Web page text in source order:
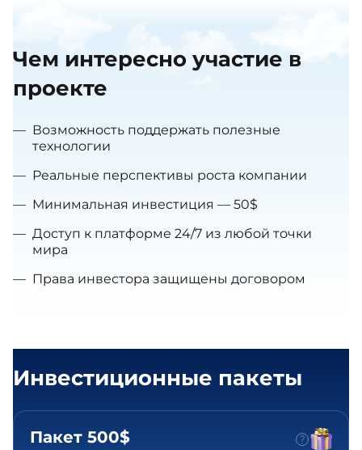
Чем интересно участие в
проекте
— Возможность поддержать полезные
технологии
— Реальные перспективы роста компании
— Минимальная инвестиция — 50$
— Доступ к платформе 24/7 из любой точки
мира
— Права инвестора защищены договором
Инвестиционные пакеты
Пакет 500$